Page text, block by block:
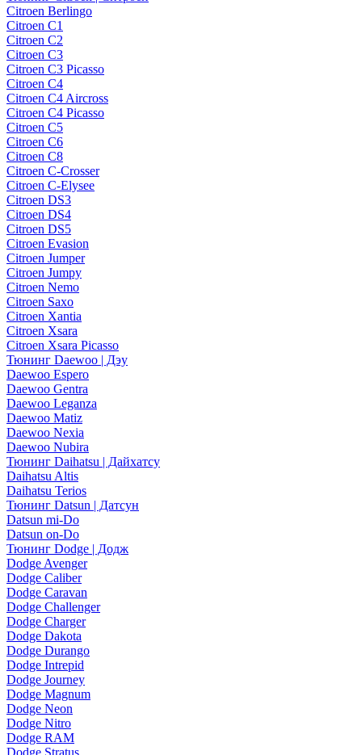
Citroen Berlingo
Citroen C1
Citroen C2
Citroen C3
Citroen C3 Picasso
Citroen C4
Citroen C4 Aircross
Citroen C4 Picasso
Citroen C5
Citroen C6
Citroen C8
Citroen C-Crosser
Citroen C-Elysee
Citroen DS3
Citroen DS4
Citroen DS5
Citroen Evasion
Citroen Jumper
Citroen Jumpy
Citroen Nemo
Citroen Saxo
Citroen Xantia
Citroen Xsara
Citroen Xsara Picasso
Тюнинг Daewoo | Дэу
Daewoo Espero
Daewoo Gentra
Daewoo Leganza
Daewoo Matiz
Daewoo Nexia
Daewoo Nubira
Тюнинг Daihatsu | Дайхатсу
Daihatsu Altis
Daihatsu Terios
Тюнинг Datsun | Датсун
Datsun mi-Do
Datsun on-Do
Тюнинг Dodge | Додж
Dodge Avenger
Dodge Caliber
Dodge Caravan
Dodge Challenger
Dodge Charger
Dodge Dakota
Dodge Durango
Dodge Intrepid
Dodge Journey
Dodge Magnum
Dodge Neon
Dodge Nitro
Dodge RAM
Dodge Stratus